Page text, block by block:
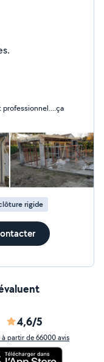
rigide
4,6/5
à partir de 66000 avis